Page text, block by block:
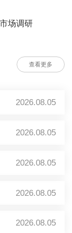
场调研
查看更多
2026.08.05
2026.08.05
2026.08.05
2026.08.05
2026.08.05